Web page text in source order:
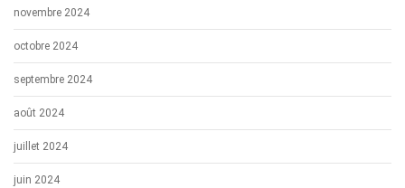
novembre 2024
octobre 2024
septembre 2024
août 2024
juillet 2024
juin 2024